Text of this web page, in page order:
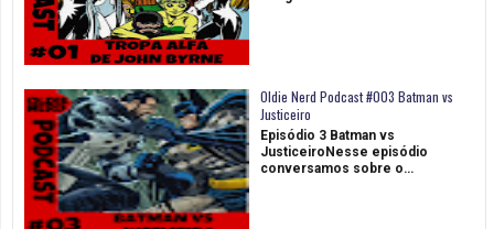
Oldie Nerd Podcast #003 Batman vs
Justiceiro
Episódio 3 Batman vs
JusticeiroNesse episódio
conversamos sobre o…